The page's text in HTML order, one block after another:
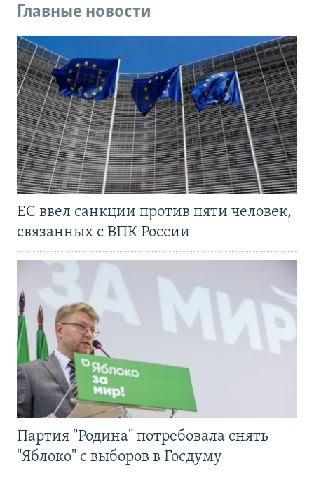
Главные новости
ЕС ввел санкции против пяти человек,
связанных с ВПК России
Партия "Родина" потребовала снять
"Яблоко" с выборов в Госдуму